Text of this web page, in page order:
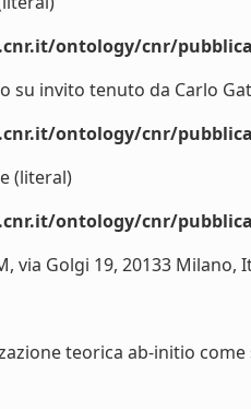
ontology/cnr/
su invito tenuto da Carlo
ontology/cnr/
(literal)
ontology/cnr/
via Golgi 19, 20133 Milano,
teorica ab-initio